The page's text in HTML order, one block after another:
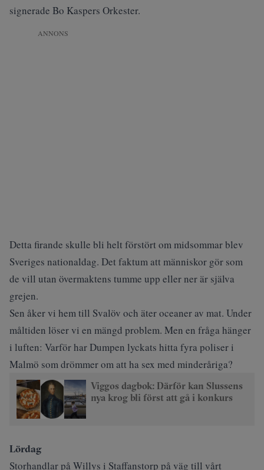
signerade Bo Kaspers Orkester.
ANNONS
Detta firande skulle bli helt förstört om midsommar blev
Sveriges nationaldag. Det faktum att människor gör som
de vill utan övermaktens tumme upp eller ner är själva
grejen.
Sen åker vi hem till Svalöv och äter oceaner av mat. Under
måltiden löser vi en mängd problem. Men en fråga hänger
i luften: Varför harDumpen lyckats hitta fyra poliser i
Malmö som drömmer om att ha sex med minderåriga?
Viggos dagbok: Därför kan Slussens
nya krog bli först att gå i konkurs
Lördag
Storhandlar på Willys i Staffanstorp på väg till vårt